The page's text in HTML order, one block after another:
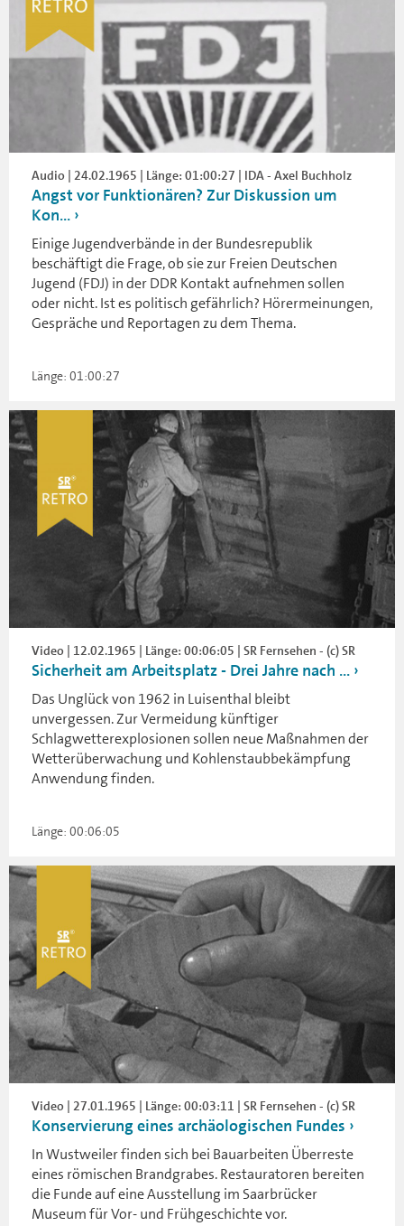
Audio | 24.02.1965 | Länge: 01:00:27 | IDA - Axel Buchholz
Angst vor Funktionären? Zur Diskussion um
Kon...
Einige Jugendverbände in der Bundesrepublik
beschäftigt die Frage, ob sie zur Freien Deutschen
Jugend (FDJ) in der DDR Kontakt aufnehmen sollen
oder nicht. Ist es politisch gefährlich? Hörermeinungen,
Gespräche und Reportagen zu dem Thema.
Länge: 01:00:27
Video | 12.02.1965 | Länge: 00:06:05 | SR Fernsehen - (c) SR
Sicherheit am Arbeitsplatz - Drei Jahre nach ...
Das Unglück von 1962 in Luisenthal bleibt
unvergessen. Zur Vermeidung künftiger
Schlagwetterexplosionen sollen neue Maßnahmen der
Wetterüberwachung und Kohlenstaubbekämpfung
Anwendung finden.
Länge: 00:06:05
Video | 27.01.1965 | Länge: 00:03:11 | SR Fernsehen - (c) SR
Konservierung eines archäologischen Fundes
In Wustweiler finden sich bei Bauarbeiten Überreste
eines römischen Brandgrabes. Restauratoren bereiten
die Funde auf eine Ausstellung im Saarbrücker
Museum für Vor- und Frühgeschichte vor.